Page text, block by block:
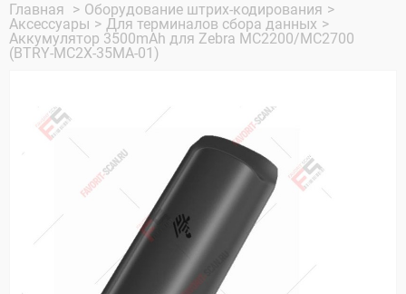
Главная > Оборудование штрих-кодирования >
Аксессуары > Для терминалов сбора данных >
Аккумулятор 3500mAh для Zebra MC2200/MC2700
(BTRY-MC2X-35MA-01)